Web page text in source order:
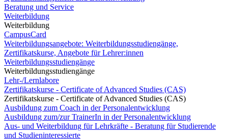
Beratung und Service
Weiterbildung
Weiterbildung
CampusCard
Weiterbildungsangebote: Weiterbildungsstudiengänge,
Zertifikatskurse, Angebote für Lehrer:innen
Weiterbildungsstudiengänge
Weiterbildungsstudiengänge
Lehr-/Lernlabore
Zertifikatskurse - Certificate of Advanced Studies (CAS)
Zertifikatskurse - Certificate of Advanced Studies (CAS)
Ausbildung zum Coach in der Personalentwicklung
Ausbildung zum/zur TrainerIn in der Personalentwicklung
Aus- und Weiterbildung für Lehrkräfte - Beratung für Studierende
und Studieninteressierte